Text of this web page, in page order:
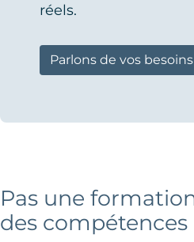
réels.
Parlons de vos besoins
Pas une
des